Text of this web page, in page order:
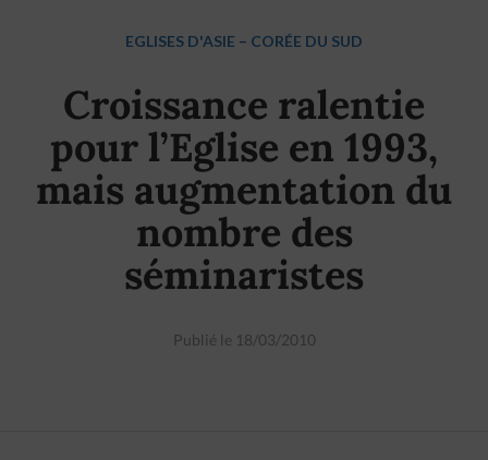
EGLISES D'ASIE – CORÉE DU SUD
Croissance ralentie
pour l’Eglise en 1993,
mais augmentation du
nombre des
séminaristes
Publié le 18/03/2010